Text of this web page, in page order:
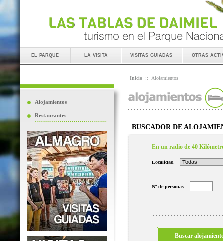
el parque la visita visitas guiadas otras
Alojamientos
Restaurantes
Inicio :: Alojamientos
BUSCADOR DE
En un radio de 40
Localidad
Nº de personas